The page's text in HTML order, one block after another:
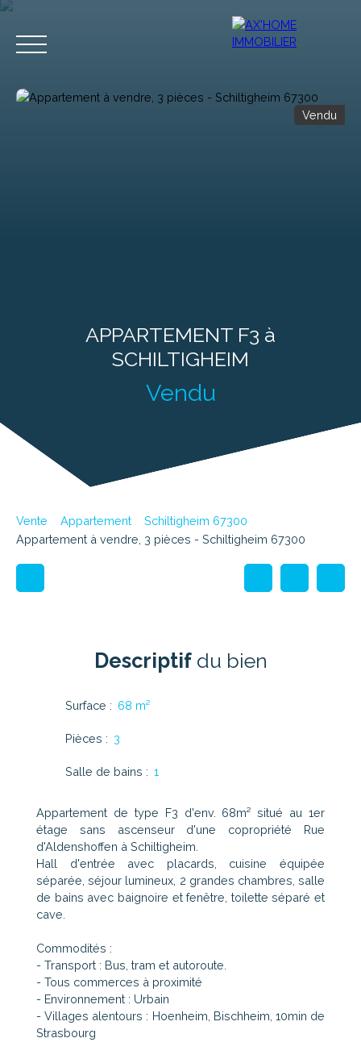
Vendu
APPARTEMENT F3 à
SCHILTIGHEIM
Vendu
Vente Appartement
Schiltigheim 67300
Appartement à vendre, 3 pièces - Schiltigheim 67300
Descriptifdu bien
Surface : 68 m²
Pièces : 3
Salle de bains : 1
Appartement de type F3 d'env. 68m² situé au 1er
étage sans ascenseur d'une copropriété Rue
d'Aldenshoffen à Schiltigheim.
Hall d'entrée avec placards, cuisine équipée
séparée, séjour lumineux, 2 grandes chambres, salle
de bains avec baignoire et fenêtre, toilette séparé et
cave.
Commodités :
- Transport : Bus, tram et autoroute.
- Tous commerces à proximité
- Environnement : Urbain
- Villages alentours : Hoenheim, Bischheim, 10min de
Strasbourg